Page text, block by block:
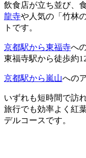
飲食店が立ち並び、
龍寺や人気の「竹林
トです。
京都駅から東福寺へ
東福寺駅から徒歩約12
京都駅から嵐山への
いずれも短時間で訪
旅行でも効率よく紅
デルコースです。